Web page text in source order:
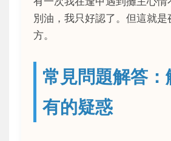
別油，我只好認了。但這就
方。
常見問題解答
有的疑惑